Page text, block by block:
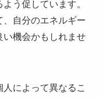
う促しています。
、自分のエネルギー
い機会かもしれませ
によって異なるこ